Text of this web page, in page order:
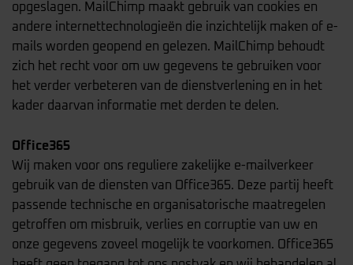
opgeslagen. MailChimp maakt gebruik van cookies en
andere internettechnologieën die inzichtelijk maken of e-
mails worden geopend en gelezen. MailChimp behoudt
zich het recht voor om uw gegevens te gebruiken voor
het verder verbeteren van de dienstverlening en in het
kader daarvan informatie met derden te delen.
Office365
Wij maken voor ons reguliere zakelijke e-mailverkeer
gebruik van de diensten van Office365. Deze partij heeft
passende technische en organisatorische maatregelen
getroffen om misbruik, verlies en corruptie van uw en
onze gegevens zoveel mogelijk te voorkomen. Office365